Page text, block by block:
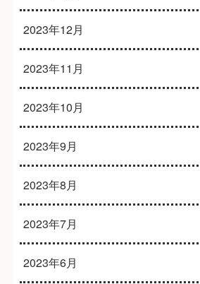
2023年12月
2023年11月
2023年10月
2023年9月
2023年8月
2023年7月
2023年6月